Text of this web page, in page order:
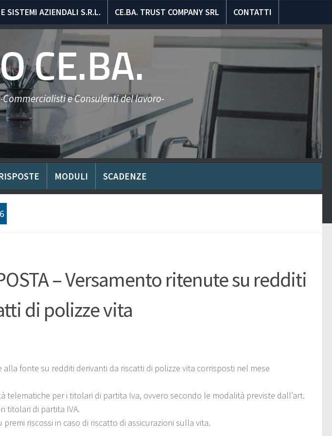
SISTEMI AZIENDALI S.R.L. CE.BA. TRUST COMPANY SRL CONTATTI
CE.BA.
e Consulenti del lavoro-
MODULI SCADENZE
– Versamento ritenute su redditi
di polizze vita
alla fonte su redditi derivanti da riscatti di polizze vita corrisposti nel mese
telematiche per i titolari di partita Iva, ovvero secondo le modalità previste dall’art.
titolari di partita IVA.
premi riscossi in caso di riscatto di assicurazioni sulla vita.